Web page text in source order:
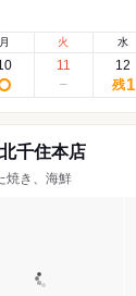
月 火
11
水
12
残1
千住本店
焼き、海鮮